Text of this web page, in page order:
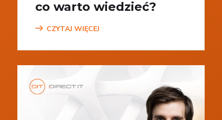
co warto wiedzieć?
CZYTAJ WIĘCEJ